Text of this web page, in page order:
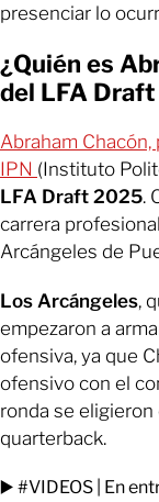
presenciar lo
¿Quién es
del LFA
Abraham
IPN (Instituto
LFA Draft 2025.
carrera
Arcángeles de
Los Arcángeles,
empezaron a
ofensiva, ya que
ofensivo con el
ronda se
quarterback.
▶️ #VIDEOS | En